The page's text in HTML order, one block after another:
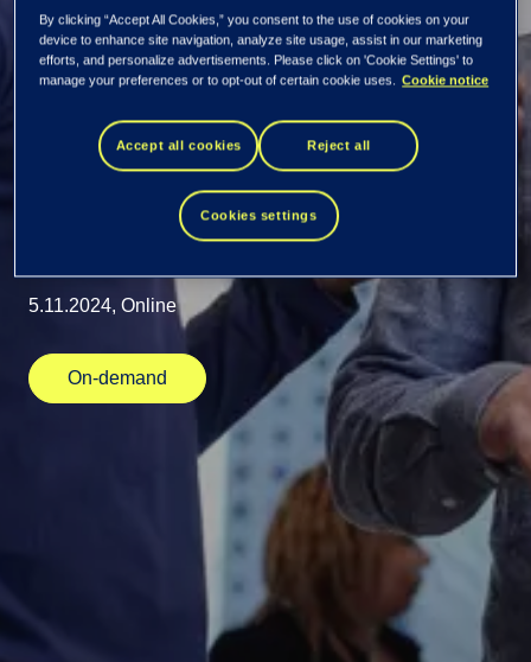
webbinarium
Nya uppdateringar. Delta i Public 360° Online release
webbinar och utforska vad som är nytt! Nu lanseras en
ny, enklare integration med Webcruiter. Få en
förhandstitt på vad som kommer!
5.11.2024, Online
On-demand
By clicking “Accept All Cookies,” you consent to the use of cookies on your
device to enhance site navigation, analyze site usage, assist in our marketing
efforts, and personalize advertisements. Please click on 'Cookie Settings' to
manage your preferences or to opt-out of certain cookie uses. Cookie notice
Accept all cookies Reject all
Cookies settings